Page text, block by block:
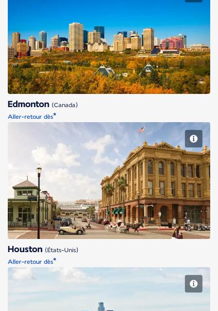
Edmonton
Edmonton (Canada)
Aller-retour dès*
Houston
Houston (États-Unis)
Aller-retour dès*